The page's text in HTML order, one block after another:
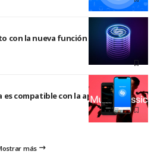
con la nueva función ‘Conciertos’
es compatible con la app Shazam
más